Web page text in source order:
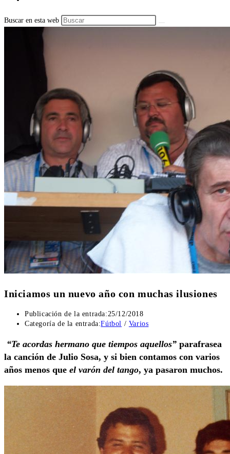
Buscar en esta web
Iniciamos un nuevo año con muchas ilusiones
Publicación de la entrada:25/12/2018
Categoría de la entrada:Fútbol / Varios
“Te acordas hermano que tiempos aquellos” parafrasea
la canción de Julio Sosa, y si bien contamos con varios
años menos que el varón del tango, ya pasaron muchos.